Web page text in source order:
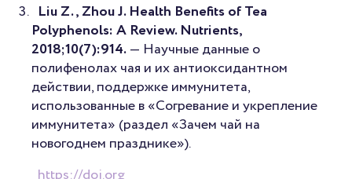
Liu Z., Zhou J. Health Benefits of Tea
Polyphenols: A Review. Nutrients,
2018;10(7):914.— Научные данные о
полифенолах чая и их антиоксидантном
действии, поддержке иммунитета,
использованные в «Согревание и укрепление
иммунитета» (раздел «Зачем чай на
новогоднем празднике»).
https://doi.org